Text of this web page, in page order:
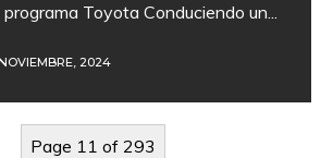
Toyota Conduciendo un...
2024
Page 11 of 293